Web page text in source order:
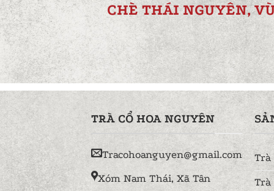
CHÈ THÁI NGUYÊN,
TRÀ CỔ HOA NGUYÊN
Tracohoanguyen@gmail.com
Xóm Nam Thái, Xã Tân
Trà
Trà